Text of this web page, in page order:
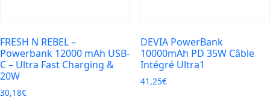
FRESH N REBEL –
Powerbank 12000 mAh USB-
C – Ultra Fast Charging &
20W
30,18€
DEVIA PowerBank
10000mAh PD 35W Câble
Intégré Ultra1
41,25€